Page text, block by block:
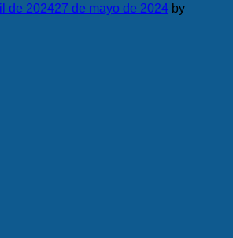
de 202427 de mayo de 2024 by